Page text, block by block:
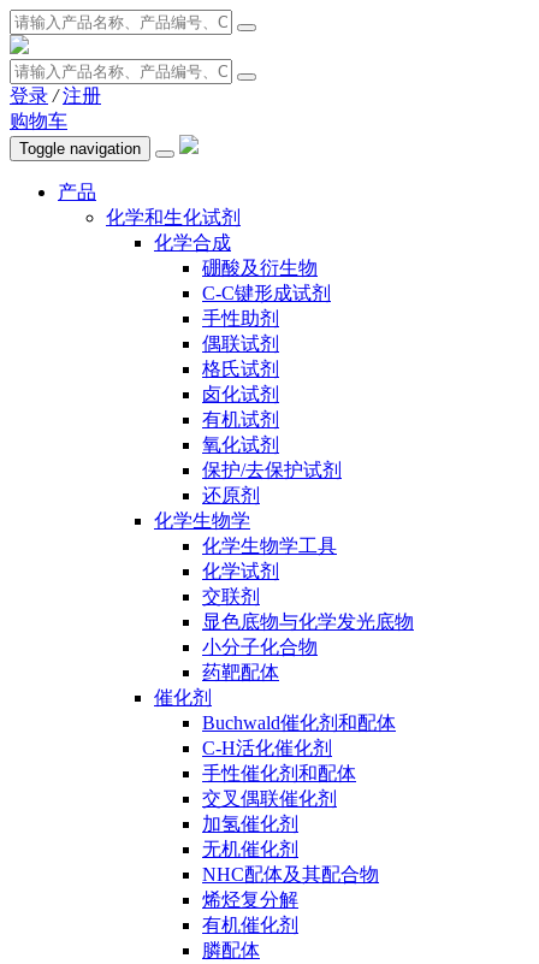
登录 / 注册
购物车
Toggle navigation
产品
化学和生化试剂
化学合成
硼酸及衍生物
C-C键形成试剂
手性助剂
偶联试剂
格氏试剂
卤化试剂
有机试剂
氧化试剂
保护/去保护试剂
还原剂
化学生物学
化学生物学工具
化学试剂
交联剂
显色底物与化学发光底物
小分子化合物
药靶配体
催化剂
Buchwald催化剂和配体
C-H活化催化剂
手性催化剂和配体
交叉偶联催化剂
加氢催化剂
无机催化剂
NHC配体及其配合物
烯烃复分解
有机催化剂
膦配体